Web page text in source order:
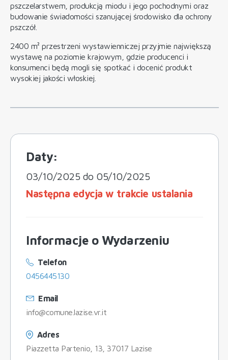
pszczelarstwem, produkcją miodu i jego pochodnymi oraz
budowanie świadomości szanującej środowisko dla ochrony
pszczół.
2400 m² przestrzeni wystawienniczej przyjmie największą
wystawę na poziomie krajowym, gdzie producenci i
konsumenci będą mogli się spotkać i docenić produkt
wysokiej jakości włoskiej.
Daty:
03/10/2025 do 05/10/2025
Następna edycja w trakcie ustalania
Informacje o Wydarzeniu
Telefon
0456445130
Email
info@comune.lazise.vr.it
Adres
Piazzetta Partenio, 13, 37017 Lazise